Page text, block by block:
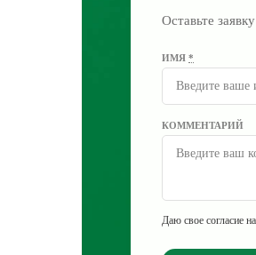
Оставьте
ИМЯ *
КОММЕНТАРИЙ
Даю свое согласие